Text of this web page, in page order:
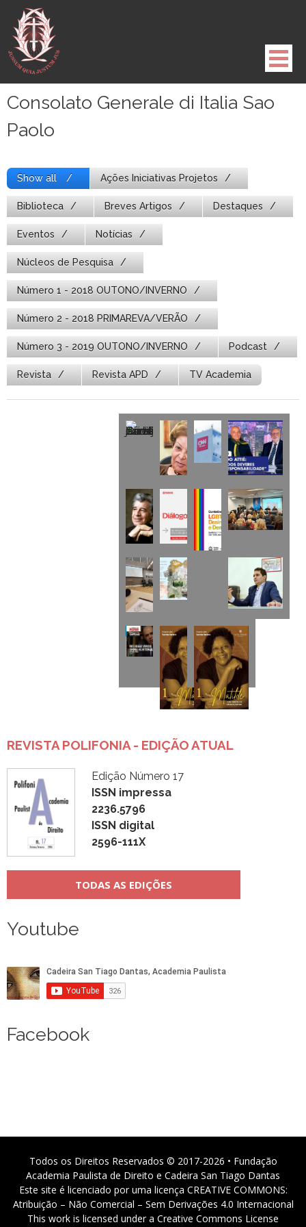
para
conteúdo
Consolato Generale di Italia Sao
Paolo
Show all Ações Iniciativas Projetos
Biblioteca Breves Artigos Destaques
Eventos Notícias
Núcleos de Pesquisa
Número 1 - 2018 OUTONO/INVERNO
Número 2 - 2018 PRIMAREVA/VERÃO
Número 3 - 2019 OUTONO/INVERNO Podcast
Revista Revista APD TV Academia
REVISTA POLIFONIA - EDIÇÃO ATUAL
Edição Número 17
ISSN impressa
2236.5796
ISSN digital
2596-111X
TODAS AS EDIÇÕES
Youtube
Facebook
Todos os Direitos Reservados © 2017-2026 • Fundação
Academia Paulista de Direito e Cadeira San Tiago Dantas
Este site é licenciado por uma licença CREATIVE COMMONS:
Atribuição – Não Comercial – Sem Derivações 4.0 Internacional
This work is licensed under a Creative Commons License